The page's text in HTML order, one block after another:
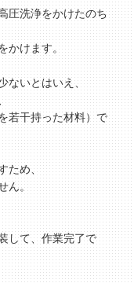
圧洗浄をかけたのち
かけます。
ないとはいえ、
若干持った材料）で
ため、
ん。
して、作業完了で